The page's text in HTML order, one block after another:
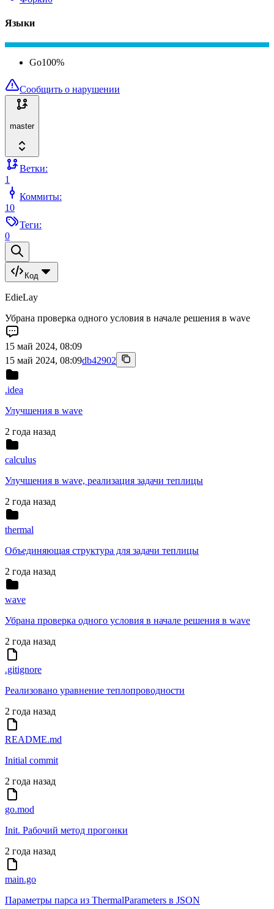
Языки
Go100%
Сообщить о нарушении
master
Ветки:
1
Коммиты:
10
Теги:
0
Код
EdieLay
Убрана проверка одного условия в начале решения в wave
15 май 2024, 08:09
15 май 2024, 08:09db42902
.idea
Улучшения в wave
2 года назад
calculus
Улучшения в wave, реализация задачи теплицы
2 года назад
thermal
Объединяющая структура для задачи теплицы
2 года назад
wave
Убрана проверка одного условия в начале решения в wave
2 года назад
.gitignore
Реализовано уравнение теплопроводности
2 года назад
README.md
Initial commit
2 года назад
go.mod
Init. Рабочий метод прогонки
2 года назад
main.go
Параметры парса из ThermalParameters в JSON